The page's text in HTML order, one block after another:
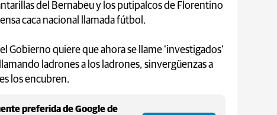
del Bernabeu y los putipalcos de Florentino
caca nacional llamada fútbol.
Gobierno quiere que ahora se llame ‘investigados’
ladrones a los ladrones, sinvergüenzas a
los encubren.
preferida de Google de